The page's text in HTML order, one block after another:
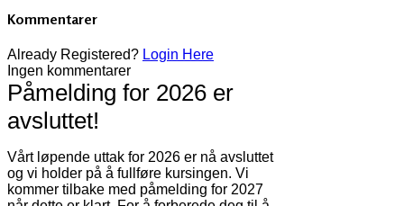
Kommentarer
Already Registered? Login Here
Ingen kommentarer
Påmelding for 2026 er
avsluttet!
Vårt løpende uttak for 2026 er nå avsluttet
og vi holder på å fullføre kursingen. Vi
kommer tilbake med påmelding for 2027